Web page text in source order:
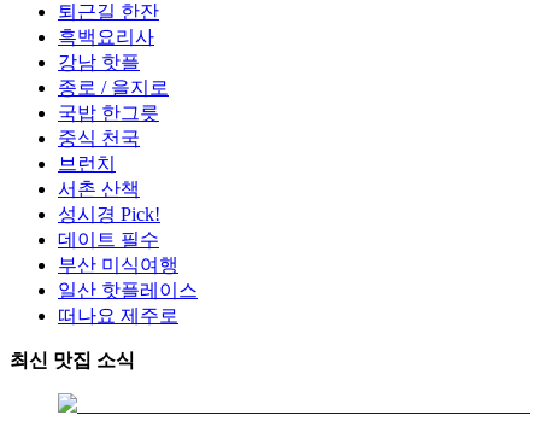
퇴근길 한잔
흑백요리사
강남 핫플
종로 / 을지로
국밥 한그릇
중식 천국
브런치
서촌 산책
성시경 Pick!
데이트 필수
부산 미식여행
일산 핫플레이스
떠나요 제주로
최신 맛집 소식